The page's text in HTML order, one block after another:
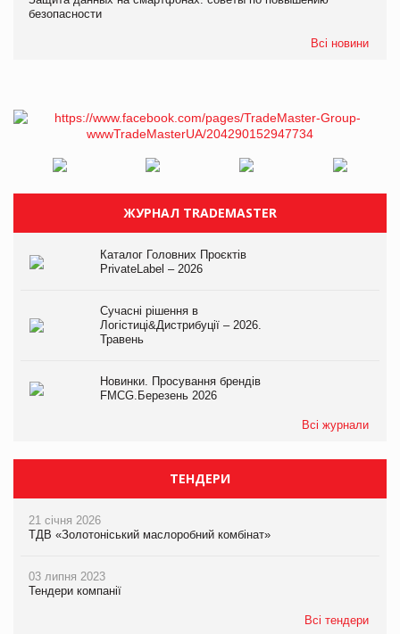
безопасности
Всі новини
ЖУРНАЛ TRADEMASTER
Каталог Головних Проєктів
PrivateLabel – 2026
Сучасні рішення в
Логістиці&Дистрибуції – 2026.
Травень
Новинки. Просування брендів
FMCG.Березень 2026
Всі журнали
ТЕНДЕРИ
21 січня 2026
ТДВ «Золотоніський маслоробний комбінат»
03 липня 2023
Тендери компанії
Всі тендери